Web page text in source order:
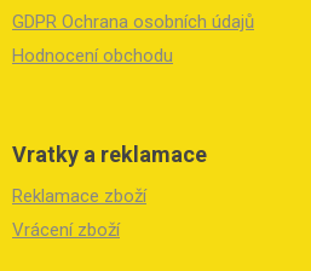
GDPR Ochrana osobních údajů
Hodnocení obchodu
Vratky a reklamace
Reklamace zboží
Vrácení zboží